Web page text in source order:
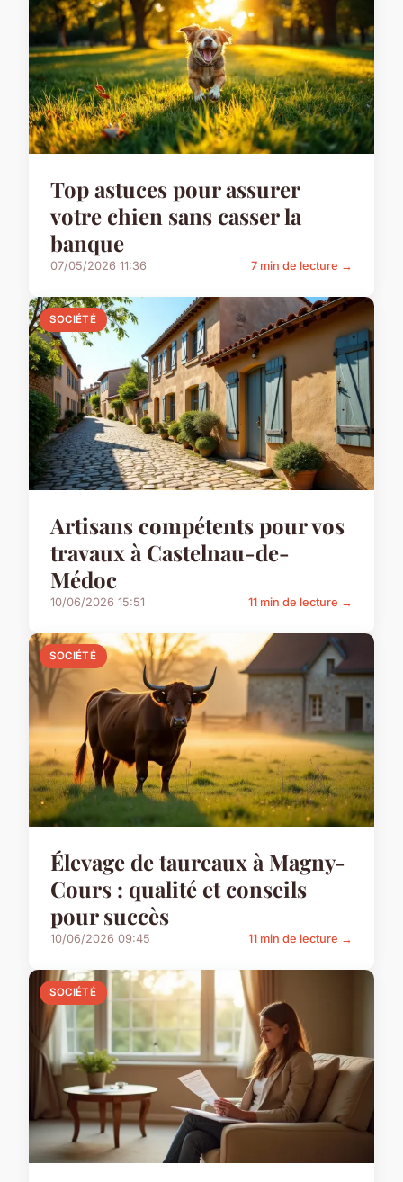
Top astuces pour assurer
votre chien sans casser la
banque
07/05/2026 11:36 7 min de lecture →
SOCIÉTÉ
Artisans compétents pour vos
travaux à Castelnau-de-
Médoc
10/06/2026 15:51 11 min de lecture →
SOCIÉTÉ
Élevage de taureaux à Magny-
Cours : qualité et conseils
pour succès
10/06/2026 09:45 11 min de lecture →
SOCIÉTÉ